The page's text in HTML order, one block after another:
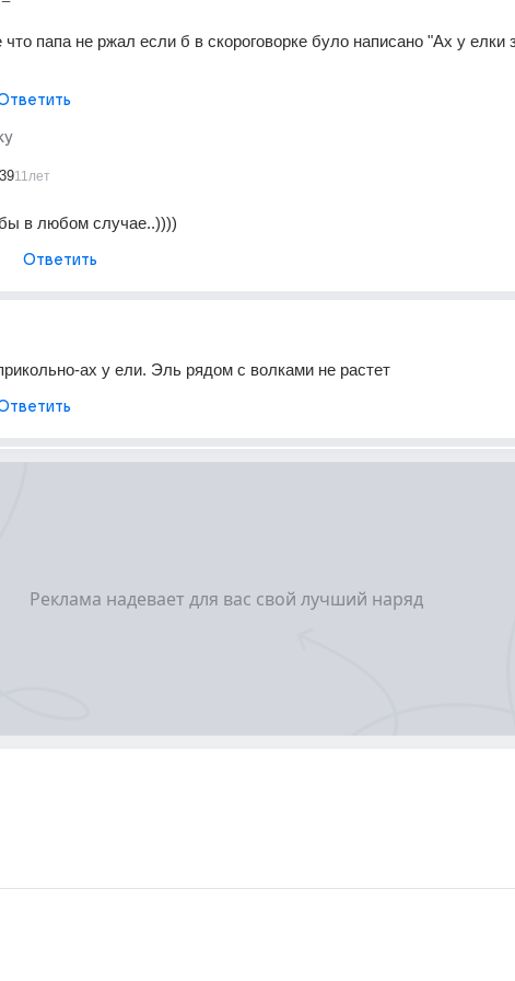
что папа не ржал если б в скороговорке було написано "Ах у елки
11лет
в любом случае..))))
Ответить
ах у ели. Эль рядом с волками не растет